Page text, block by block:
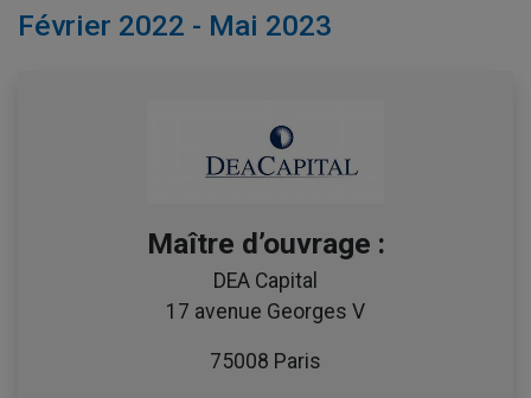
Février 2022 - Mai 2023
Maître d’ouvrage :
DEA Capital
17 avenue Georges V
75008 Paris